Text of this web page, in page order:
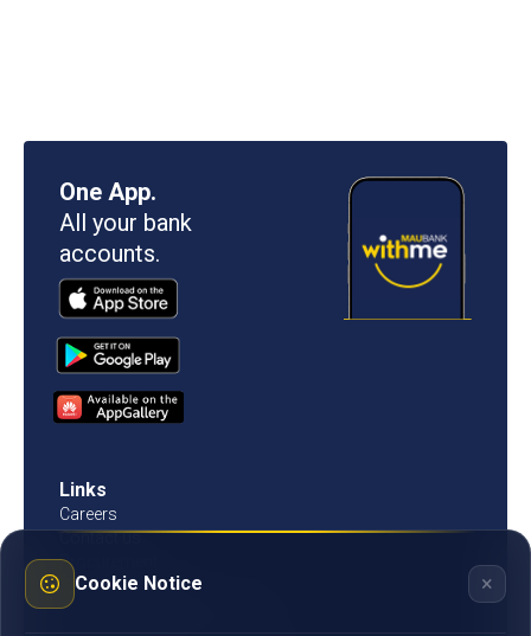
Cookie Notice ×
One App.
All your bank
accounts.
Links
Careers
Contact us
Procurement
Customer Literacy
Rates, fees and charges